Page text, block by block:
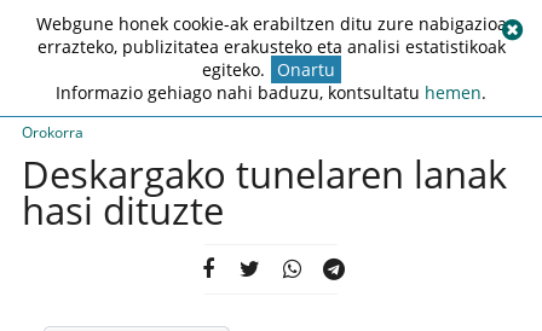
Orokorra
Deskargako tunelaren lanak
hasi dituzte
Webgune honek cookie-ak erabiltzen ditu zure nabigazioa
errazteko, publizitatea erakusteko eta analisi estatistikoak
egiteko. Onartu
Informazio gehiago nahi baduzu, kontsultatu hemen.